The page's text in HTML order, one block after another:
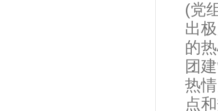
(党
出
的
团
热
点